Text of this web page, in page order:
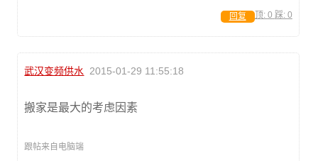
顶: 0 踩: 0
回复
武汉变频供水 2015-01-29 11:55:18
搬家是最大的考虑因素
跟帖来自电脑端